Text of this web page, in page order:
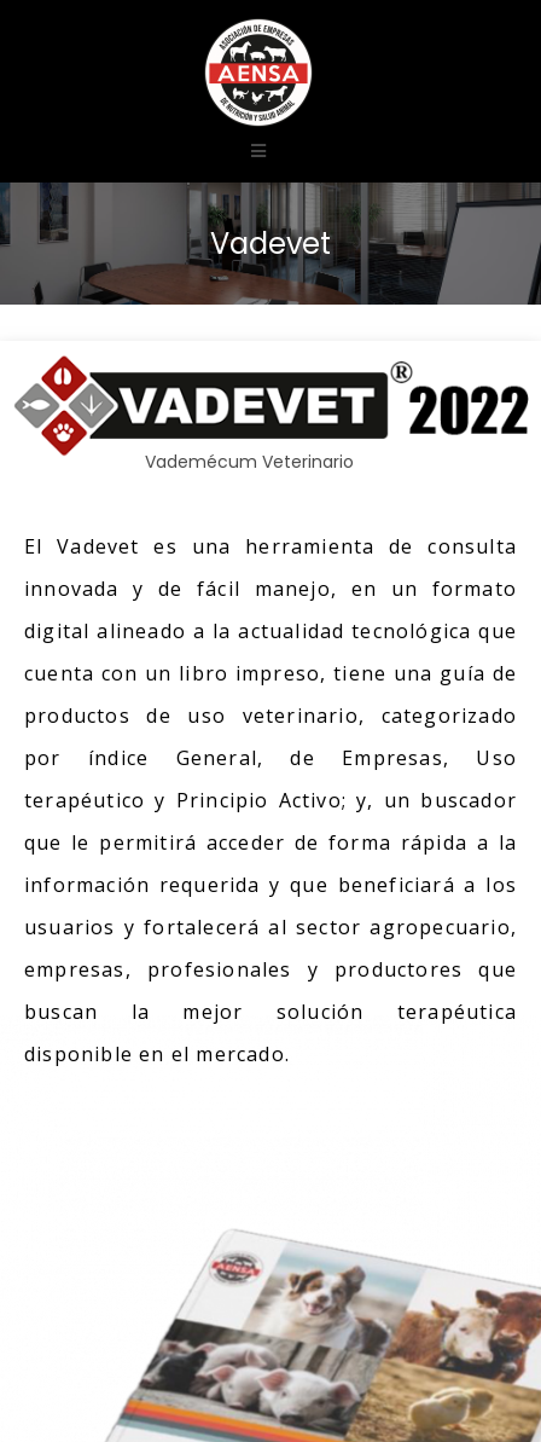
Vadevet
Vademécum Veterinario
El Vadevet es una herramienta de consulta
innovada y de fácil manejo, en un formato
digital alineado a la actualidad tecnológica que
cuenta con un libro impreso, tiene una guía de
productos de uso veterinario, categorizado
por índice General, de Empresas, Uso
terapéutico y Principio Activo; y, un buscador
que le permitirá acceder de forma rápida a la
información requerida y que beneficiará a los
usuarios y fortalecerá al sector agropecuario,
empresas, profesionales y productores que
buscan la mejor solución terapéutica
disponible en el mercado.